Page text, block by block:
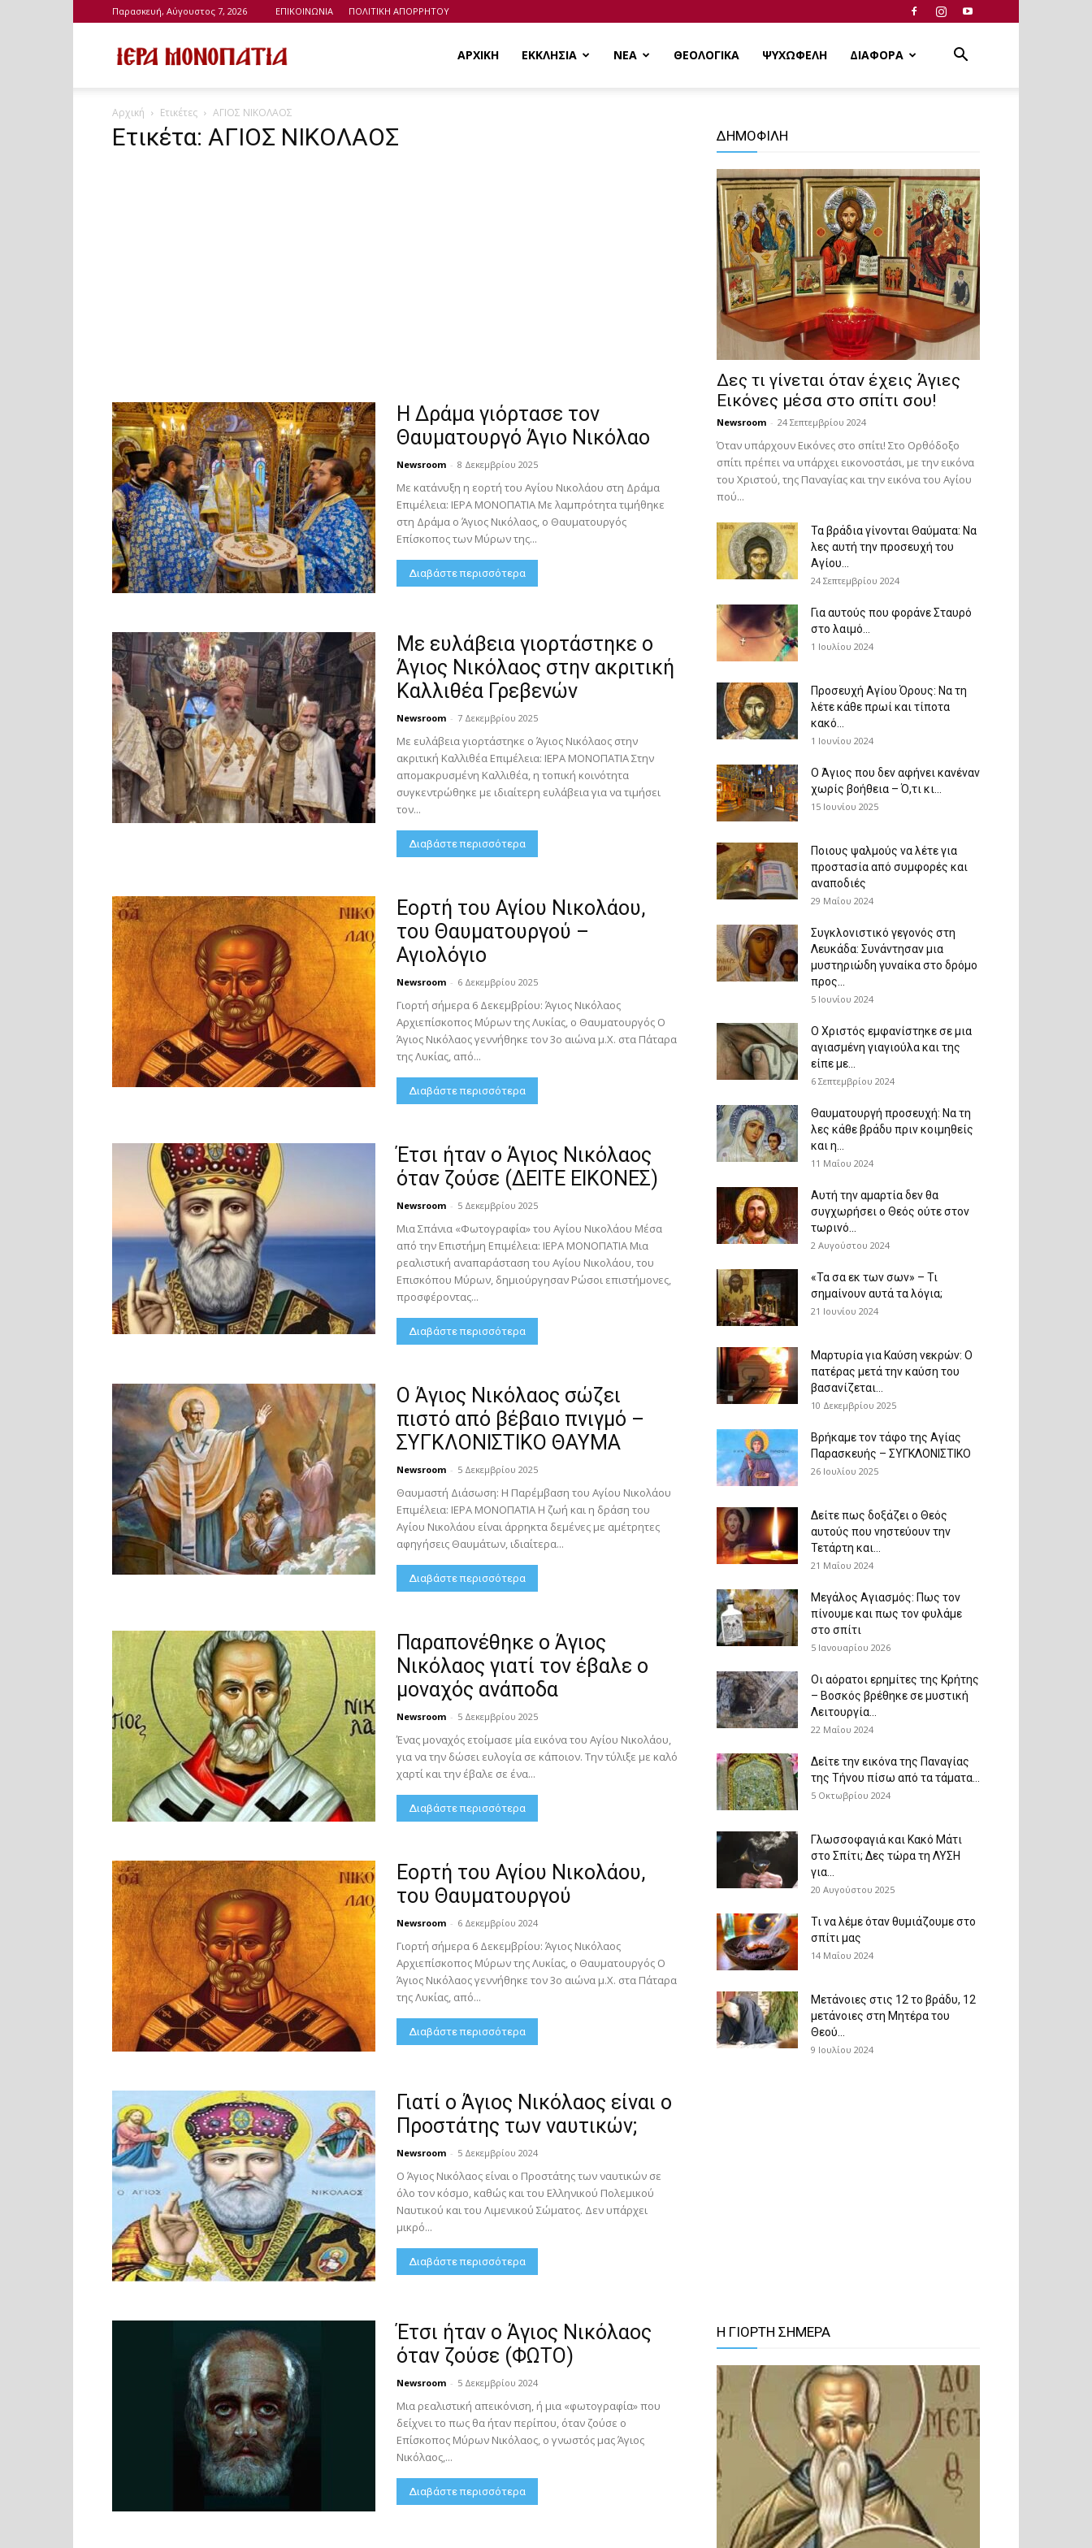
Παρασκευή, Αύγουστος 7, 2026 ΕΠΙΚΟΙΝΩΝΙΑ ΠΟΛΙΤΙΚΗ ΑΠΟΡΡΗΤΟΥ
ΑΡΧΙΚΗ ΕΚΚΛΗΣΙΑ ΝΕΑ ΘΕΟΛΟΓΙΚΑ ΨΥΧΩΦΕΛΗ ΔΙΑΦΟΡΑ
Αρχική Ετικέτες ΑΓΙΟΣ ΝΙΚΟΛΑΟΣ
Ετικέτα: ΑΓΙΟΣ ΝΙΚΟΛΑΟΣ
Η Δράμα γιόρτασε τον
Θαυματουργό Άγιο Νικόλαο
Newsroom - 8 Δεκεμβρίου 2025
Με κατάνυξη η εορτή του Αγίου Νικολάου στη Δράμα
Επιμέλεια: ΙΕΡΑ ΜΟΝΟΠΑΤΙΑ Με λαμπρότητα τιμήθηκε
στη Δράμα ο Άγιος Νικόλαος, ο Θαυματουργός
Επίσκοπος των Μύρων της...
Διαβάστε περισσότερα
Με ευλάβεια γιορτάστηκε ο
Άγιος Νικόλαος στην ακριτική
Καλλιθέα Γρεβενών
Newsroom - 7 Δεκεμβρίου 2025
Με ευλάβεια γιορτάστηκε ο Άγιος Νικόλαος στην
ακριτική Καλλιθέα Επιμέλεια: ΙΕΡΑ ΜΟΝΟΠΑΤΙΑ Στην
απομακρυσμένη Καλλιθέα, η τοπική κοινότητα
συγκεντρώθηκε με ιδιαίτερη ευλάβεια για να τιμήσει
τον...
Διαβάστε περισσότερα
Εορτή του Αγίου Νικολάου,
του Θαυματουργού –
Αγιολόγιο
Newsroom - 6 Δεκεμβρίου 2025
Γιορτή σήμερα 6 Δεκεμβρίου: Άγιος Νικόλαος
Αρχιεπίσκοπος Μύρων της Λυκίας, ο Θαυματουργός Ο
Άγιος Νικόλαος γεννήθηκε τον 3ο αιώνα μ.Χ. στα Πάταρα
της Λυκίας, από...
Διαβάστε περισσότερα
Έτσι ήταν ο Άγιος Νικόλαος
όταν ζούσε (ΔΕΙΤΕ ΕΙΚΟΝΕΣ)
Newsroom - 5 Δεκεμβρίου 2025
Μια Σπάνια «Φωτογραφία» του Αγίου Νικολάου Μέσα
από την Επιστήμη Επιμέλεια: ΙΕΡΑ ΜΟΝΟΠΑΤΙΑ Μια
ρεαλιστική αναπαράσταση του Αγίου Νικολάου, του
Επισκόπου Μύρων, δημιούργησαν Ρώσοι επιστήμονες,
προσφέροντας...
Διαβάστε περισσότερα
Ο Άγιος Νικόλαος σώζει
πιστό από βέβαιο πνιγμό –
ΣΥΓΚΛΟΝΙΣΤΙΚΟ ΘΑΥΜΑ
Newsroom - 5 Δεκεμβρίου 2025
Θαυμαστή Διάσωση: Η Παρέμβαση του Αγίου Νικολάου
Επιμέλεια: ΙΕΡΑ ΜΟΝΟΠΑΤΙΑ Η ζωή και η δράση του
Αγίου Νικολάου είναι άρρηκτα δεμένες με αμέτρητες
αφηγήσεις Θαυμάτων, ιδιαίτερα...
Διαβάστε περισσότερα
Παραπονέθηκε ο Άγιος
Νικόλαος γιατί τον έβαλε ο
μοναχός ανάποδα
Newsroom - 5 Δεκεμβρίου 2025
Ένας μοναχός ετοίμασε μία εικόνα του Αγίου Νικολάου,
για να την δώσει ευλογία σε κάποιον. Την τύλιξε με καλό
χαρτί και την έβαλε σε ένα...
Διαβάστε περισσότερα
Εορτή του Αγίου Νικολάου,
του Θαυματουργού
Newsroom - 6 Δεκεμβρίου 2024
Γιορτή σήμερα 6 Δεκεμβρίου: Άγιος Νικόλαος
Αρχιεπίσκοπος Μύρων της Λυκίας, ο Θαυματουργός Ο
Άγιος Νικόλαος γεννήθηκε τον 3ο αιώνα μ.Χ. στα Πάταρα
της Λυκίας, από...
Διαβάστε περισσότερα
Γιατί ο Άγιος Νικόλαος είναι ο
Προστάτης των ναυτικών;
Newsroom - 5 Δεκεμβρίου 2024
Ο Άγιος Νικόλαος είναι ο Προστάτης των ναυτικών σε
όλο τον κόσμο, καθώς και του Ελληνικού Πολεμικού
Ναυτικού και του Λιμενικού Σώματος. Δεν υπάρχει
μικρό...
Διαβάστε περισσότερα
Έτσι ήταν ο Άγιος Νικόλαος
όταν ζούσε (ΦΩΤΟ)
Newsroom - 5 Δεκεμβρίου 2024
Μια ρεαλιστική απεικόνιση, ή μια «φωτογραφία» που
δείχνει το πως θα ήταν περίπου, όταν ζούσε ο
Επίσκοπος Μύρων Νικόλαος, ο γνωστός μας Άγιος
Νικόλαος,...
Διαβάστε περισσότερα
ΔΗΜΟΦΙΛΗ
Δες τι γίνεται όταν έχεις Άγιες
Εικόνες μέσα στο σπίτι σου!
Newsroom - 24 Σεπτεμβρίου 2024
Όταν υπάρχουν Εικόνες στο σπίτι! Στο Ορθόδοξο
σπίτι πρέπει να υπάρχει εικονοστάσι, με την εικόνα
του Χριστού, της Παν­αγίας και την εικόνα του Αγίου
πού...
Τα βράδια γίνονται Θαύματα: Να
λες αυτή την προσευχή του
Αγίου...
24 Σεπτεμβρίου 2024
Για αυτούς που φοράνε Σταυρό
στο λαιμό…
1 Ιουλίου 2024
Προσευχή Αγίου Όρους: Να τη
λέτε κάθε πρωί και τίποτα
κακό...
1 Ιουνίου 2024
Ο Άγιος που δεν αφήνει κανέναν
χωρίς βοήθεια – Ό,τι κι...
15 Ιουνίου 2025
Ποιους ψαλμούς να λέτε για
προστασία από συμφορές και
αναποδιές
29 Μαΐου 2024
Συγκλονιστικό γεγονός στη
Λευκάδα: Συνάντησαν μια
μυστηριώδη γυναίκα στο δρόμο
προς...
5 Ιουνίου 2024
Ο Χριστός εμφανίστηκε σε μια
αγιασμένη γιαγιούλα και της
είπε με...
6 Σεπτεμβρίου 2024
Θαυματουργή προσευχή: Να τη
λες κάθε βράδυ πριν κοιμηθείς
και η...
11 Μαΐου 2024
Αυτή την αμαρτία δεν θα
συγχωρήσει ο Θεός ούτε στον
τωρινό...
2 Αυγούστου 2024
«Τα σα εκ των σων» – Τι
σημαίνουν αυτά τα λόγια;
21 Ιουνίου 2024
Μαρτυρία για Καύση νεκρών: Ο
πατέρας μετά την καύση του
βασανίζεται...
10 Δεκεμβρίου 2025
Βρήκαμε τον τάφο της Αγίας
Παρασκευής – ΣΥΓΚΛΟΝΙΣΤΙΚΟ
26 Ιουλίου 2025
Δείτε πως δοξάζει ο Θεός
αυτούς που νηστεύουν την
Τετάρτη και...
21 Μαΐου 2024
Μεγάλος Αγιασμός: Πως τον
πίνουμε και πως τον φυλάμε
στο σπίτι
5 Ιανουαρίου 2026
Οι αόρατοι ερημίτες της Κρήτης
– Βοσκός βρέθηκε σε μυστική
Λειτουργία...
22 Μαΐου 2024
Δείτε την εικόνα της Παναγίας
της Τήνου πίσω από τα τάματα...
5 Οκτωβρίου 2024
Γλωσσοφαγιά και Κακό Μάτι
στο Σπίτι; Δες τώρα τη ΛΥΣΗ
για...
20 Αυγούστου 2025
Τι να λέμε όταν θυμιάζουμε στο
σπίτι μας
14 Μαΐου 2024
Μετάνοιες στις 12 το βράδυ, 12
μετάνοιες στη Μητέρα του
Θεού...
9 Ιουλίου 2024
Η ΓΙΟΡΤΗ ΣΗΜΕΡΑ